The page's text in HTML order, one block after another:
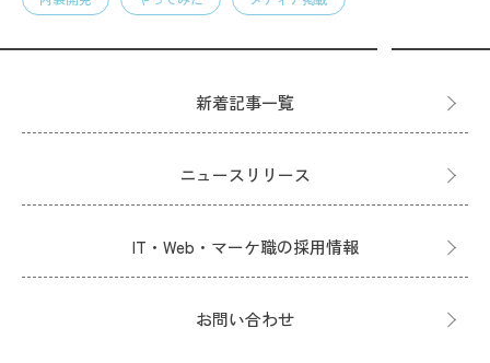
新着記事一覧
ニュースリリース
IT・Web・マーケ職の採用情報
お問い合わせ